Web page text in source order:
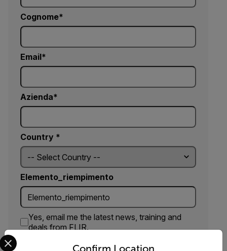
Cognome
Email
Azienda
Country *
Elemento_riempimento
Yes, email me the latest news, training and
deals from FLIR.
Confirm Location
Select your preferred country and language from the